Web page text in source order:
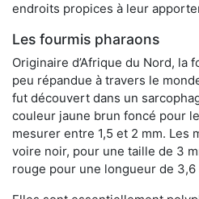
endroits propices à leur
Les fourmis pharaons
Originaire d’Afrique du Nord, la
peu répandue à travers le
fut découvert dans un
couleur jaune brun foncé pour
mesurer entre 1,5 et 2 mm. Les
voire noir, pour une taille de 3
rouge pour une longueur de 3,6